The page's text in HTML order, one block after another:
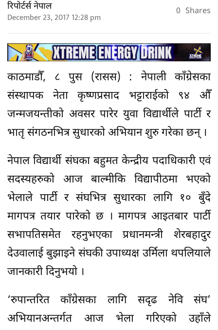
रिपोर्टर्स नेपाल
December 23, 2017 12:28 pm 0 Shares
काठमाडौँ, ८ पुस (रासस) : नेपाली काँग्रेसका
संस्थापक नेता कृष्णप्रसाद भट्टाराईको ९४ औँ
जन्मजयन्तीको अवसर पारेर युवा विद्यार्थीले पार्टी र
भातृ संगठनभित्र सुधारको अभियान शुरु गरेका छन् ।
नेपाल विद्यार्थी संघका बहुमत केन्द्रीय पदाधिकारी एवं
सदस्यहरुको आज बाल्मीकि विद्यापीठमा भएको
भेलाले पार्टी र संघभित्र सुधारका लागि १० बुँदे
मागपत्र तयार पारेको छ । मागपत्र आइतबार पार्टी
सभापतिसमेत रहनुभएका प्रधानमन्त्री शेरबहादुर
देउवालाई बुझाइने संघकी उपाध्यक्ष उर्मिला थपलियाले
जानकारी दिनुभयो ।
‘रुपान्तरित काँग्रेसका लागि सदृढ नेवि संघ’
अभियानअन्तर्गत आज भेला गरिएको उहाँले